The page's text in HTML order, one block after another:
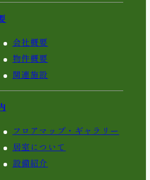
会社概要
物件概要
関連施設
フロアマップ・ギャラリー
居室について
設備紹介